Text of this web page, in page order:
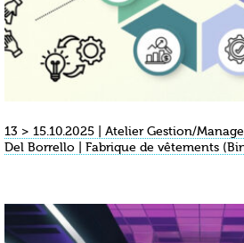
13 > 15.10.2025 | Atelier Gestion/
Del Borrello | Fabrique de vêtements